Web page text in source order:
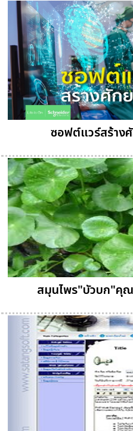
ซอฟต์แวร์สร้าง
สมุนไพร"บัวบก"คุ